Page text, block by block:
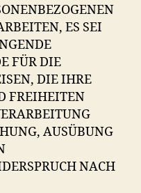
ES SEI
FÜR DIE
DIE IHRE
FREIHEITEN
AUSÜBUNG
NACH